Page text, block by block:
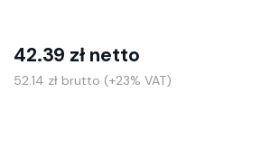
42.39 zł netto
52.14 zł brutto (+23% VAT)